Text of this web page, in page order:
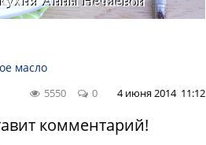
масло
4 июня 2014 11:12
0
5550
комментарий!